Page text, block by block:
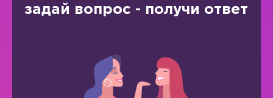
задай вопрос - получи ответ